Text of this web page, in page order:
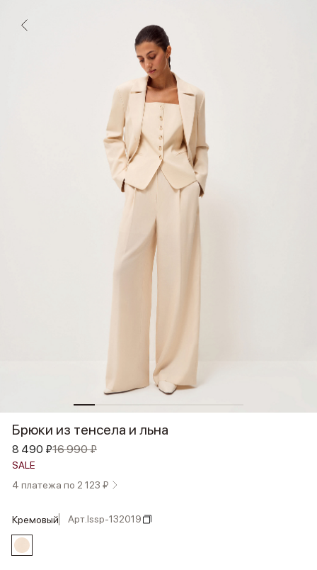
Брюки из тенсела и льна
8 490 ₽16 990 ₽
SALE
4 платежа по 2 123 ₽
кремовый Арт.lssp-132019